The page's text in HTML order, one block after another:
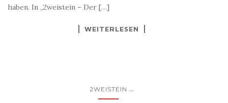
haben. In „2weistein – Der […]
WEITERLESEN
2WEISTEIN ...